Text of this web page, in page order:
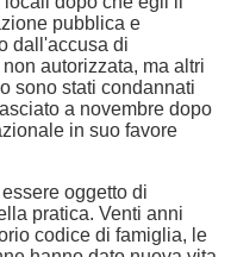
pubblica e
dall'accusa di
autorizzata, ma altri
sono stati condannati
a novembre dopo
in suo favore
oggetto di
pratica. Venti anni
codice di famiglia, le